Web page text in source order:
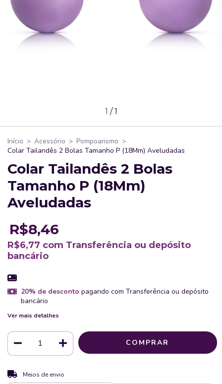
1 /1
Início > Acessório > Pompoarismo >
Colar Tailandês 2 Bolas Tamanho P (18Mm) Aveludadas
Colar Tailandês 2 Bolas
Tamanho P (18Mm)
Aveludadas
R$8,46
R$6,77 com Transferência ou depósito
bancário
20% de desconto pagando com Transferência ou depósito
bancário
Ver mais detalhes
Entregas para o CEP:
Meios de envio